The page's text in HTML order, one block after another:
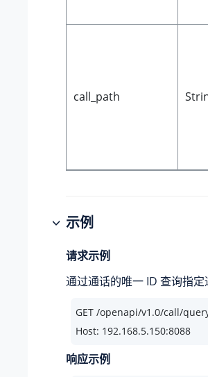
call_path
示例
请求示例
通过通话的唯一 ID 查询指定
GET /openapi/v1.0/call/
Host: 192.168.5.150:8088
响应示例